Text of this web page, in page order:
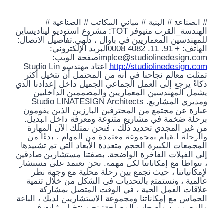
# الصناعة # البنية # مباني المكاتب # الصناعية #
الهندسة_القرب منيوفر TOT: مشروع استوديو ليناديساين
للمهندسين المعماريين في باوال ، دلهي.تفاصيل الاتصال:
الهاتف: + 91. 11. 4082 0008البريد الإلكتروني:
implce@studiolinedesign.comصفحة الويب:
http://studiolinedesign.com
اعتاد مهندسو Studio Lin
تمثلت معالم نجاحنا في أنه من المحتمل أن تتخيل أكثر
ذكاءً يرجع إلى العمل الجماعي الجميل داخل إعدادنا الذي
يشمل المهندسين المعماريين والمصممين الداخليين
ومديري المشاريع. Studio LINATESIGN Architects
عبارة عن مجتمع من المحترفين البارزين الذين يقومون
برحلة ضخمة في مشاريع متنوعة ومعرفة داخل البديل.
من غير المجدي تحديد ذلك ، فنحن نمتلك الآن المهارة
والرحلة للقيام بمجموعة معتمدة من المهام ، بدءًا من
المجمعات الكبيرة الحجم متعددة الأبعاد التي تم تشييدها
إلى الفيلات الفاخرة الواضحة. بصفتنا مستشارين صادقين
، نتواطأ مع إمكاناتنا لكل مهمة. نحن نعتمد على مستشار
لإمكانياتنا ، حيث نجمع بين رحلة محلية مع وجهة نظر
عالمية ، ونستمتع بالتحديات في الشكل من خلال تنمية
علاقات العمل الحية ، في الوقت المتصل بمشاركة
الحماس مع إمكاناتنا ومجموعة الاستشاريين لديك ، الباعة